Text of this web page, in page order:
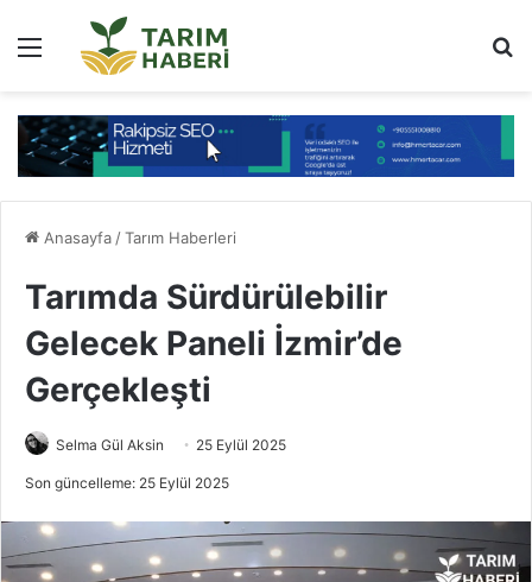
Menü
Anasayfa/Tarım Haberleri
Tarımda Sürdürülebilir
Gelecek Paneli İzmir’de
Gerçekleşti
Selma Gül Aksin 25 Eylül 2025
Son güncelleme: 25 Eylül 2025